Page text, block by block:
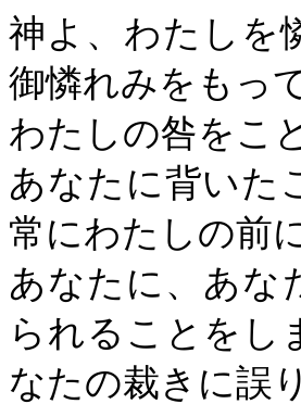
神よ、わたしを
御憐れみをもっ
わたしの咎をこ
あなたに背いた
常にわたしの前
あなたに、あな
られることをし
なたの裁きに誤